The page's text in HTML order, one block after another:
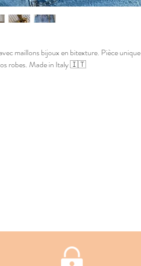
maillons bijoux en bitexture. Pièce unique
robes. Made in Italy 🇮🇹